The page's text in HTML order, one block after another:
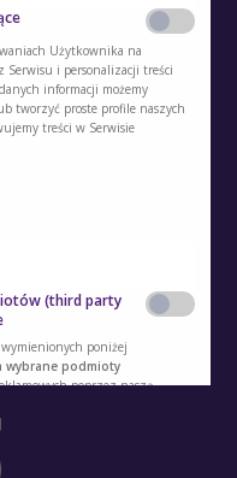
dodatkowych
Użytkownika na
Serwisu i personalizacji treści
informacji możemy
tworzyć proste profile naszych
treści w Serwisie
(third party
poniżej
wybrane podmioty
poprzez naszą
Nie przechowują bezpośrednio
identyfikację przeglądarki i
te będą samodzielnie